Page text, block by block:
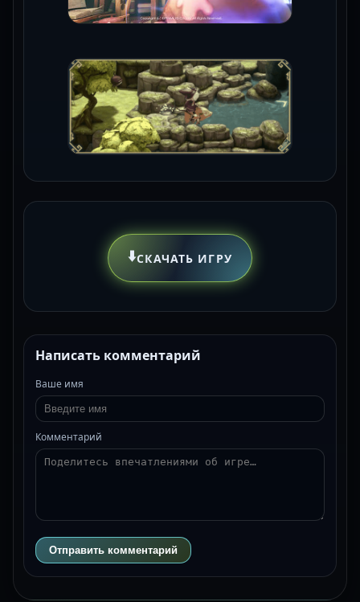
⬇️СКАЧАТЬ ИГРУ
Написать комментарий
Ваше имя
Комментарий
Отправить комментарий